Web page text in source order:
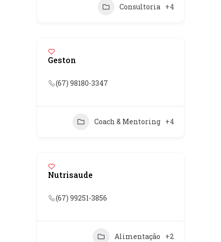
Consultoria +4
Geston
(67) 98180-3347
Coach & Mentoring +4
Nutrisaude
(67) 99251-3856
Alimentação +2